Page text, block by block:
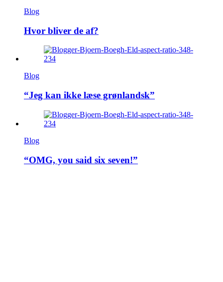
Blog
Hvor bliver de af?
Blog
“Jeg kan ikke læse grønlandsk”
Blog
“OMG, you said six seven!”